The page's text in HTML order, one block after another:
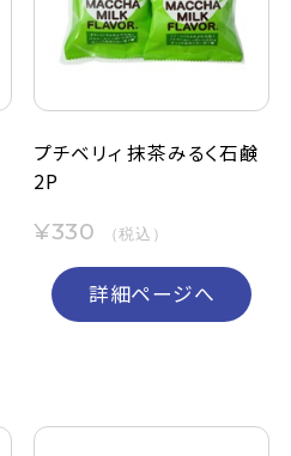
プチベリィ 抹茶みるく石鹸
2P
¥330 （税込）
詳細ページへ